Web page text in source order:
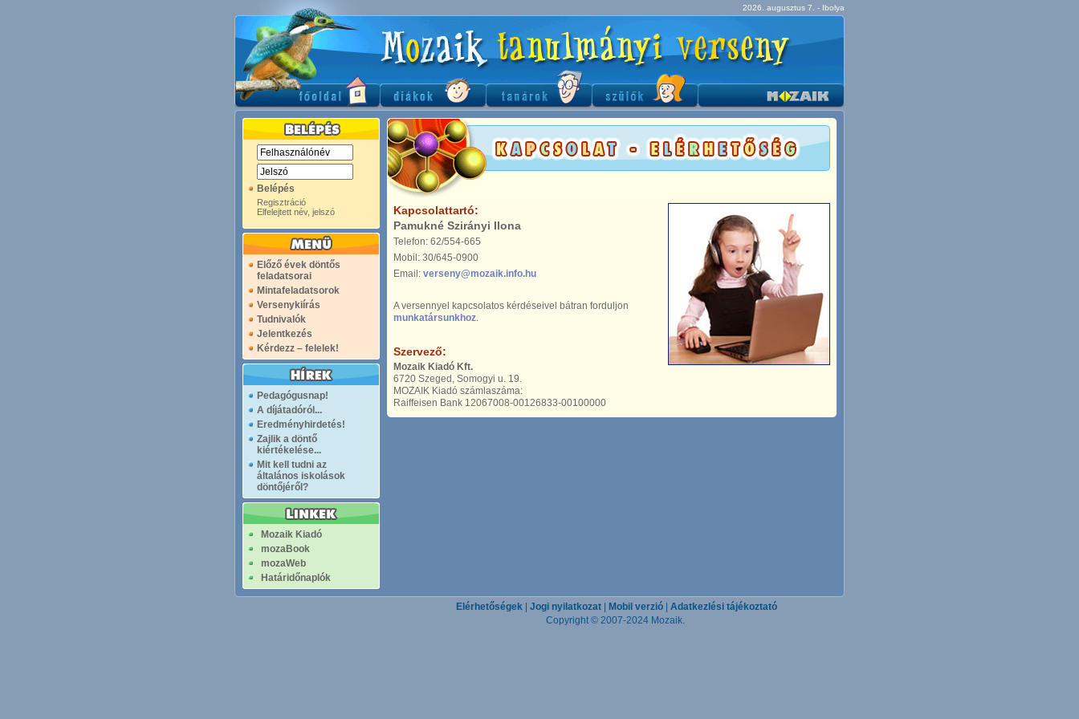
2026. augusztus 7. - Ibolya
Belépés
Regisztráció
Elfelejtett név, jelszó
Előző évek döntős
feladatsorai
Mintafeladatsorok
Versenykiírás
Tudnivalók
Jelentkezés
Kérdezz – felelek!
Pedagógusnap!
A díjátadóról...
Eredményhirdetés!
Zajlik a döntő
kiértékelése...
Mit kell tudni az
általános iskolások
döntőjéről?
Mozaik Kiadó
mozaBook
mozaWeb
Határidőnaplók
Kapcsolattartó:
Pamukné Szirányi Ilona
Telefon: 62/554-665
Mobil: 30/645-0900
Email: verseny@mozaik.info.hu
A versennyel kapcsolatos kérdéseivel bátran forduljon
munkatársunkhoz.
Szervező:
Mozaik Kiadó Kft.
6720 Szeged, Somogyi u. 19.
MOZAIK Kiadó számlaszáma:
Raiffeisen Bank 12067008-00126833-00100000
Elérhetőségek| Jogi nyilatkozat| Mobil verzió| Adatkezlési tájékoztató
Copyright © 2007-2024 Mozaik.